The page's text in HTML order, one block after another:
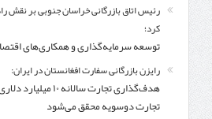
رئیس اتاق بازرگانی خراسان جنوبی بر نقش
کرد؛
توسعه سرمایه‌گذاری و همکاری‌های
رایزن بازرگانی سفارت افغانستان در ایران:
هدف‌گذاری تجارت
تجارت دوسویه محقق می‌شود